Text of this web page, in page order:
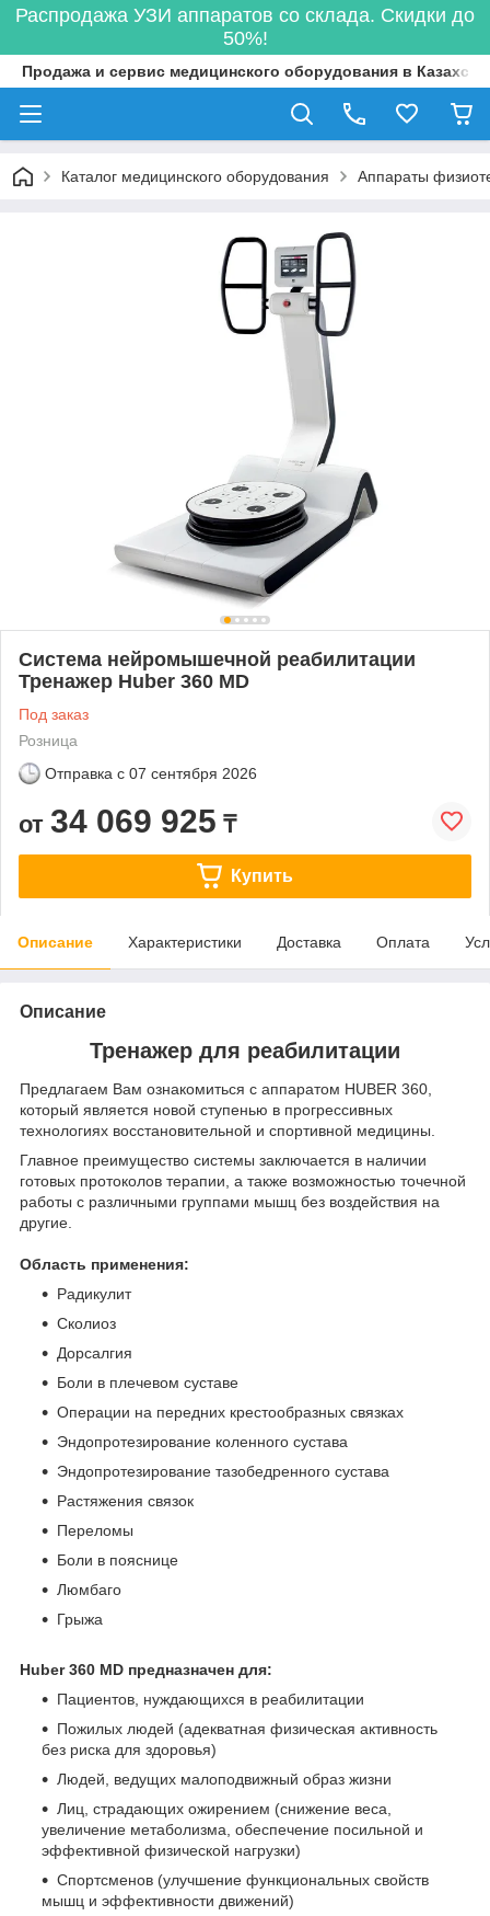
Распродажа УЗИ аппаратов со склада. Скидки до
50%!
Продажа и сервис медицинского оборудования в
Каталог медицинского оборудования Аппараты
Система нейромышечной реабилитации
Тренажер Huber 360 MD
Под заказ
Розница
Отправка с 07 сентября 2026
от 34 069 925 ₸
Купить
Описание Характеристики Доставка Оплата
Описание
Тренажер для реабилитации
Предлагаем Вам ознакомиться с аппаратом HUBER 360,
который является новой ступенью в прогрессивных
технологиях восстановительной и спортивной медицины.
Главное преимущество системы заключается в наличии
готовых протоколов терапии, а также возможностью точечной
работы с различными группами мышц без воздействия на
другие.
Область применения:
Радикулит
Сколиоз
Дорсалгия
Боли в плечевом суставе
Операции на передних крестообразных связках
Эндопротезирование коленного сустава
Эндопротезирование тазобедренного сустава
Растяжения связок
Переломы
Боли в пояснице
Люмбаго
Грыжа
Huber 360 MD предназначен для:
Пациентов, нуждающихся в реабилитации
Пожилых людей (адекватная физическая активность
без риска для здоровья)
Людей, ведущих малоподвижный образ жизни
Лиц, страдающих ожирением (снижение веса,
увеличение метаболизма, обеспечение посильной и
эффективной физической нагрузки)
Спортсменов (улучшение функциональных свойств
мышц и эффективности движений)